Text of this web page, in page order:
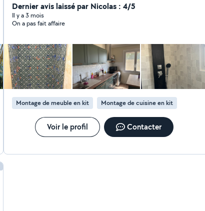
de particuliers et de professionnels grâce à une offre
de services diversifiée et de qualité. Je m' engage à
offrir des solutions rapides, fiables et à prix compétitifs
satisfaction de mes clients.
Dernier avis laissé par Nicolas : 4/5
Il y a 3 mois
On a pas fait affaire
Montage de meuble en kit Montage de cuisine en kit
Voir le profil Contacter